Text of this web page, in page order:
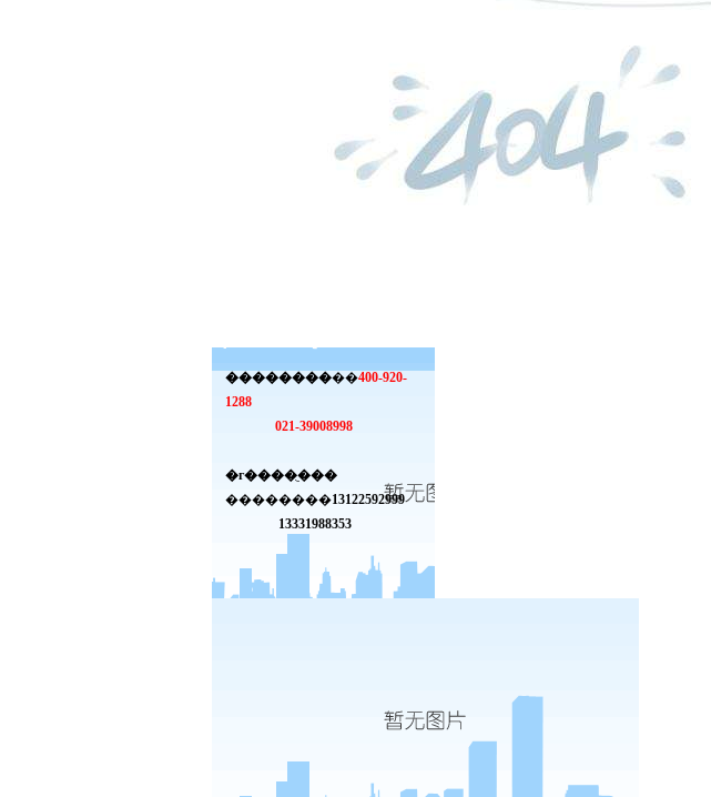
����������400-920-
1288
021-39008998
�г����ֻ���
��������13122592999
13331988353